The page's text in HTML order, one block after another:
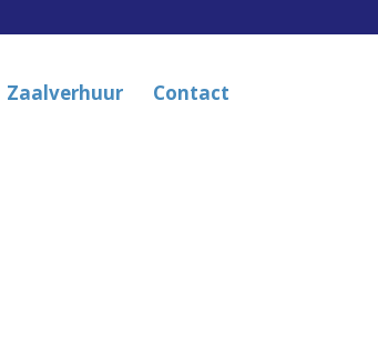
Zaalverhuur Contact